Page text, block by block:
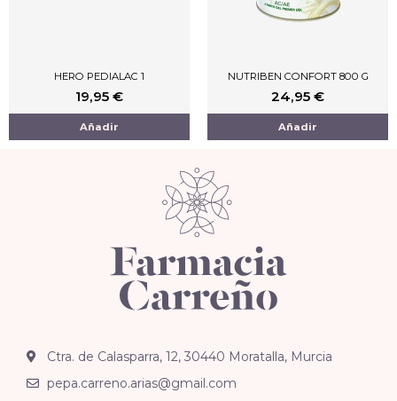
HERO PEDIALAC 1
19,95 €
Añadir
NUTRIBEN CONFORT 800 G
24,95 €
Añadir
Ctra. de Calasparra, 12, 30440 Moratalla, Murcia
pepa.carreno.arias@gmail.com